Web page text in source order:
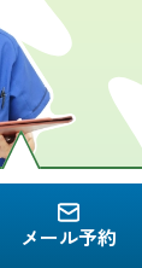
メール予約